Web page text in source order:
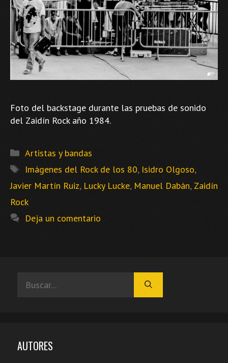
Foto del backstage durante las pruebas de sonido
del Zaidín Rock año 1984.
Categorías
Artistas y bandas
Etiquetas
Imágenes del Rock de los 80, Isidro Olgoso,
Javier Martín Ruiz, Lucky Lucke, Manuel Dabán, Zaidín
Rock
Deja un comentario
AUTORES